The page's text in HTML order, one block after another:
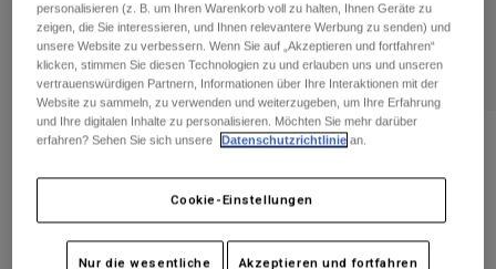
Protektoren
Brillen
Socken
Brillen
Socken
Taschen & Zubehör
Spare parts
Hoodies und Pullover
Jacken
Hosen
Shirts
Kinder
Helme
Jerseys
Hosen
Stiefel
Guards
Brillen
Hose Flexair Impression – Jugend
33057-008-22
Price reduced from
€ 154,99to€ 77,50 50% OFF
personalisieren (z. B. um Ihren Warenkorb voll zu halten, Ihnen Geräte zu
zeigen, die Sie interessieren, und Ihnen relevantere Werbung zu senden) und
unsere Website zu verbessern. Wenn Sie auf „Akzeptieren und fortfahren“
klicken, stimmen Sie diesen Technologien zu und erlauben uns und unseren
vertrauenswürdigen Partnern, Informationen über Ihre Interaktionen mit der
Website zu sammeln, zu verwenden und weiterzugeben, um Ihre Erfahrung
und Ihre digitalen Inhalte zu personalisieren. Möchten Sie mehr darüber
erfahren? Sehen Sie sich unsere
Datenschutzrichtlinie an.
Cookie-Einstellungen
Nur die wesentliche Akzeptieren und fortfahren